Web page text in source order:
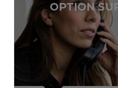
OPTION